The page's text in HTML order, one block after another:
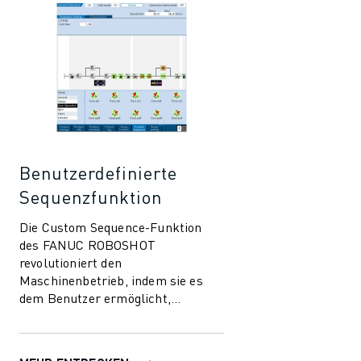
CNC-SCHLEIFEN
CNC-FRÄSEN
HOCHGESCHWINDIGKEITSBOHREN UND -GEWINDESCHNEIDEN
SPRITZGUSS
MASCHINENBEDIENUNG
PALETTIEREN
PUNKTSCHWEISSEN
VISION INSPEKTION
DRAHTERODIERMASCHINE
FALLBEISPIELE
KUNDENDIENST
FANUC PLANS
Benutzerdefinierte
Sequenzfunktion
Die Custom Sequence-Funktion
des FANUC ROBOSHOT
revolutioniert den
Maschinenbetrieb, indem sie es
dem Benutzer ermöglicht,
Maschine als auch für